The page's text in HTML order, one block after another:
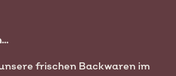
frischen Backwaren im